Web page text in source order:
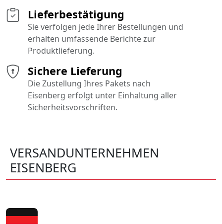
Sichere Lieferung
Die Zustellung Ihres Pakets nach
Eisenberg erfolgt unter Einhaltung aller
Sicherheitsvorschriften.
Lieferbestätigung
Sie verfolgen jede Ihrer Bestellungen und
erhalten umfassende Berichte zur
Produktlieferung.
VERSANDUNTERNEHMEN
EISENBERG